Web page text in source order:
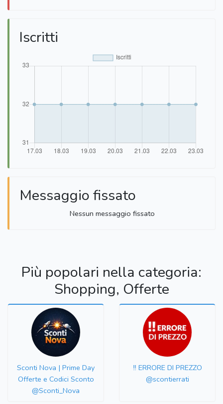
Iscritti
Messaggio fissato
Nessun messaggio fissato
Più popolari nella categoria:
Shopping, Offerte
Sconti Nova | Prime Day
Offerte e Codici Sconto
@Sconti_Nova
‼️ ERRORE DI PREZZO
@scontierrati